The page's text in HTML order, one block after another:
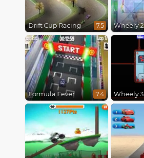
Drift Cup Racing 7.5 Wheely 2
Formula Fever 7.4 Wheely 3